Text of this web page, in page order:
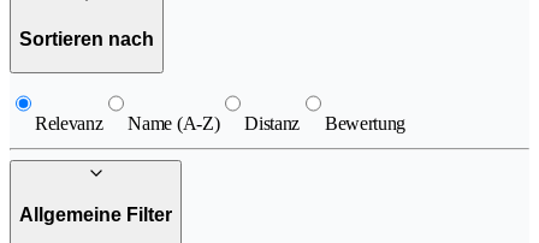
Sortieren nach
Relevanz Name (A-Z) Distanz Bewertung
Allgemeine Filter